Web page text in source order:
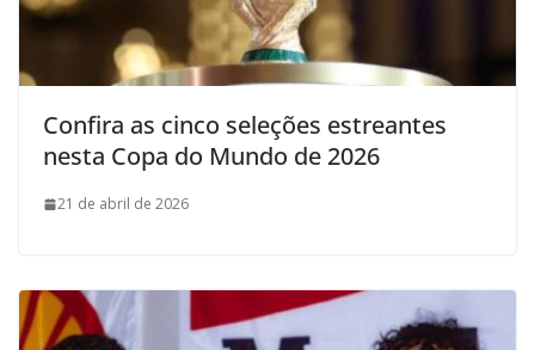
Confira as cinco seleções estreantes
nesta Copa do Mundo de 2026
21 de abril de 2026